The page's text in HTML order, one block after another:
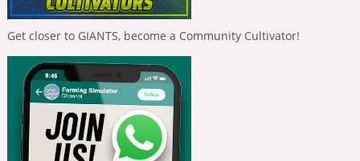
Get closer to GIANTS, become a Community Cultivator!